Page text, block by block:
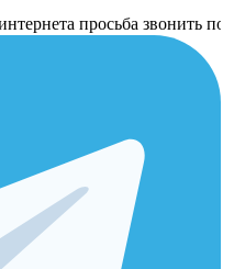
просьба